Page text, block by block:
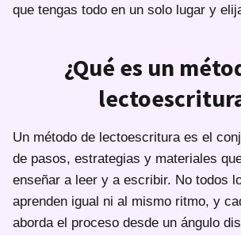
que tengas todo en un solo lugar y
¿Qué es un
Un método de lectoescritura es el
de pasos, estrategias y materiales
enseñar a leer y a escribir. No todos
aprenden igual ni al mismo ritmo, y
aborda el proceso desde un ángulo